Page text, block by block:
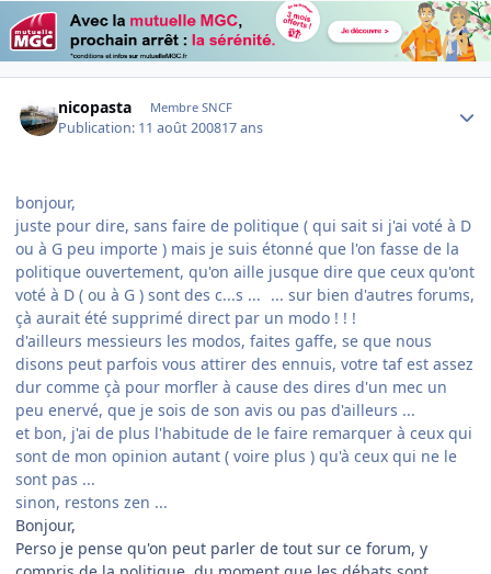
nicopasta Membre SNCF
Publication: 11 août 200817 ans
bonjour,
juste pour dire, sans faire de politique ( qui sait si j'ai voté à D
ou à G peu importe ) mais je suis étonné que l'on fasse de la
politique ouvertement, qu'on aille jusque dire que ceux qu'ont
voté à D ( ou à G ) sont des c...s ... ... sur bien d'autres forums,
çà aurait été supprimé direct par un modo ! ! !
d'ailleurs messieurs les modos, faites gaffe, se que nous
disons peut parfois vous attirer des ennuis, votre taf est assez
dur comme çà pour morfler à cause des dires d'un mec un
peu enervé, que je sois de son avis ou pas d'ailleurs ...
et bon, j'ai de plus l'habitude de le faire remarquer à ceux qui
sont de mon opinion autant ( voire plus ) qu'à ceux qui ne le
sont pas ...
sinon, restons zen ...
Bonjour,
Perso je pense qu'on peut parler de tout sur ce forum, y